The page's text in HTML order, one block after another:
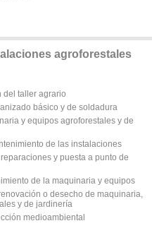
agroforestales
del taller agrario
básico y de soldadura
y equipos agroforestales y de
de las instalaciones
y puesta a punto de
de la maquinaria y equipos
o desecho de maquinaria,
y de jardinería
medioambiental